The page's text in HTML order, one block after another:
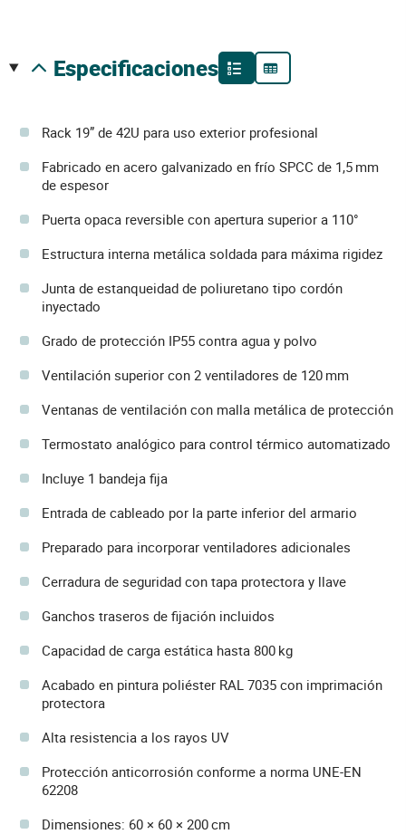
especificaciones
Rack 19” de 42U para uso exterior profesional
Fabricado en acero galvanizado en frío SPCC de 1,5 mm
de espesor
Puerta opaca reversible con apertura superior a 110°
Estructura interna metálica soldada para máxima rigidez
Junta de estanqueidad de poliuretano tipo cordón
inyectado
Grado de protección IP55 contra agua y polvo
Ventilación superior con 2 ventiladores de 120 mm
Ventanas de ventilación con malla metálica de protección
Termostato analógico para control térmico automatizado
Incluye 1 bandeja fija
Entrada de cableado por la parte inferior del armario
Preparado para incorporar ventiladores adicionales
Cerradura de seguridad con tapa protectora y llave
Ganchos traseros de fijación incluidos
Capacidad de carga estática hasta 800 kg
Acabado en pintura poliéster RAL 7035 con imprimación
protectora
Alta resistencia a los rayos UV
Protección anticorrosión conforme a norma UNE-EN
62208
Dimensiones: 60 × 60 × 200 cm